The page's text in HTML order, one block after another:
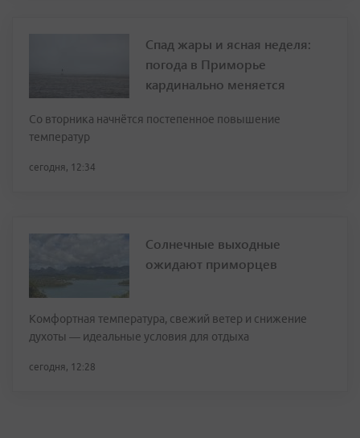
Спад жары и ясная неделя:
погода в Приморье
кардинально меняется
Со вторника начнётся постепенное повышение
температур
сегодня, 12:34
Солнечные выходные
ожидают приморцев
Комфортная температура, свежий ветер и снижение
духоты — идеальные условия для отдыха
сегодня, 12:28